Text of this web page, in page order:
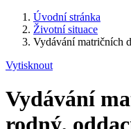
Úvodní stránka
Životní situace
Vydávání matričních
Vytisknout
Vydávání